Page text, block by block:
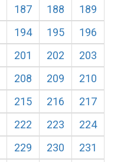
187 188
189
194 195
196
201 202
203
208 209
210
215 216
217
222 223
224
229 230
231